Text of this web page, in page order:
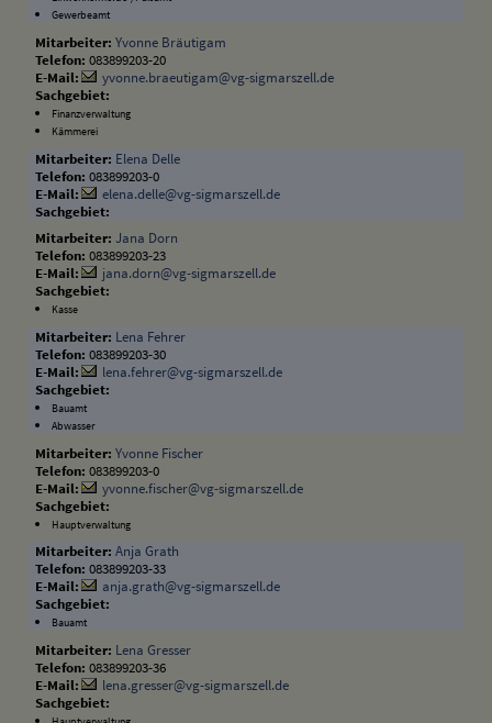
Gewerbeamt
Yvonne Bräutigam
083899203-20
yvonne.braeutigam@vg-sigmarszell.de
Finanzverwaltung
Kämmerei
Elena Delle
083899203-0
elena.delle@vg-sigmarszell.de
Jana Dorn
083899203-23
jana.dorn@vg-sigmarszell.de
Kasse
Lena Fehrer
083899203-30
lena.fehrer@vg-sigmarszell.de
Bauamt
Abwasser
Yvonne Fischer
083899203-0
yvonne.fischer@vg-sigmarszell.de
Hauptverwaltung
Anja Grath
083899203-33
anja.grath@vg-sigmarszell.de
Bauamt
Lena Gresser
083899203-36
lena.gresser@vg-sigmarszell.de